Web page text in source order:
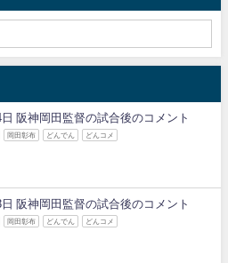
阪神岡田監督の試合後のコメント
岡田彰布 どんでん どんコメ
阪神岡田監督の試合後のコメント
岡田彰布 どんでん どんコメ